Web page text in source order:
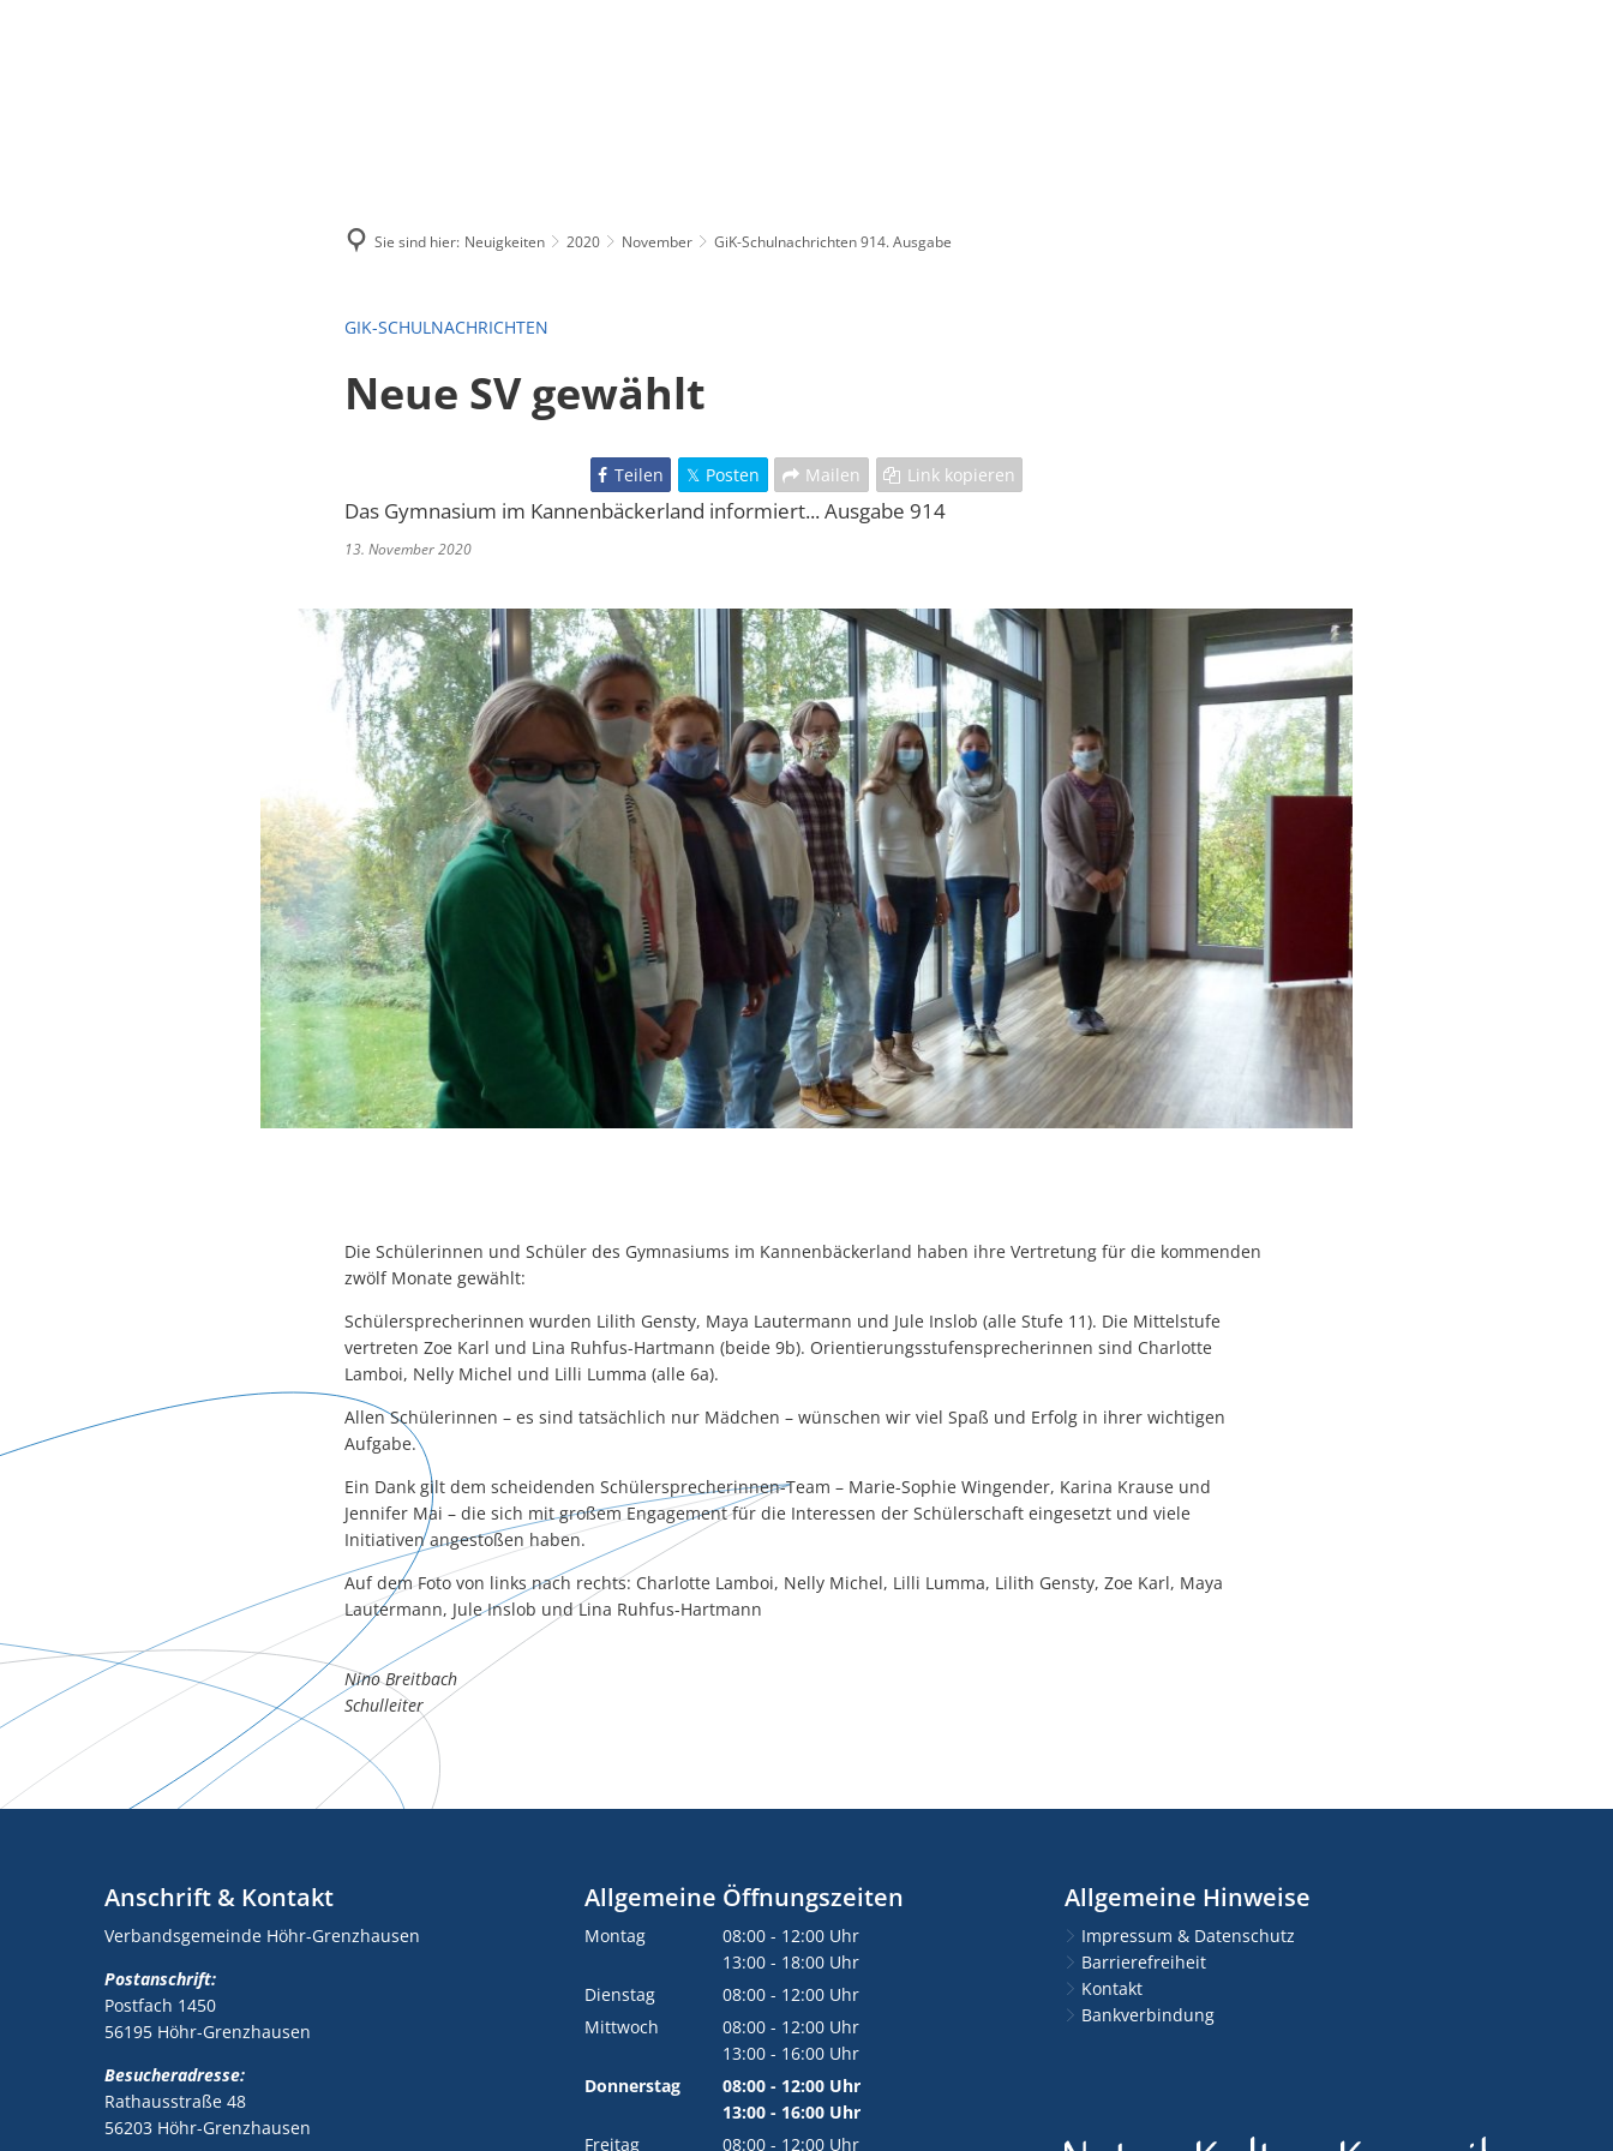
Sie sind hier: Neuigkeiten 2020 November GiK-Schulnachrichten 914. Ausgabe
GIK-SCHULNACHRICHTEN
Neue SV gewählt
Teilen Posten Mailen Link kopieren
Das Gymnasium im Kannenbäckerland informiert... Ausgabe 914
13. November 2020
Die Schülerinnen und Schüler des Gymnasiums im Kannenbäckerland haben ihre Vertretung für die kommenden
zwölf Monate gewählt:
Schülersprecherinnen wurden Lilith Gensty, Maya Lautermann und Jule Inslob (alle Stufe 11). Die Mittelstufe
vertreten Zoe Karl und Lina Ruhfus-Hartmann (beide 9b). Orientierungsstufensprecherinnen sind Charlotte
Lamboi, Nelly Michel und Lilli Lumma (alle 6a).
Allen Schülerinnen – es sind tatsächlich nur Mädchen – wünschen wir viel Spaß und Erfolg in ihrer wichtigen
Aufgabe.
Ein Dank gilt dem scheidenden Schülersprecherinnen-Team – Marie-Sophie Wingender, Karina Krause und
Jennifer Mai – die sich mit großem Engagement für die Interessen der Schülerschaft eingesetzt und viele
Initiativen angestoßen haben.
Auf dem Foto von links nach rechts: Charlotte Lamboi, Nelly Michel, Lilli Lumma, Lilith Gensty, Zoe Karl, Maya
Lautermann, Jule Inslob und Lina Ruhfus-Hartmann
Nino Breitbach
Schulleiter
Anschrift & Kontakt
Verbandsgemeinde Höhr-Grenzhausen
Postanschrift:
Postfach 1450
56195 Höhr-Grenzhausen
Besucheradresse:
Rathausstraße 48
56203 Höhr-Grenzhausen
Allgemeine Öffnungszeiten
Montag 08:00 - 12:00 Uhr
Von 08:00 bis 12:00 Uhr
13:00 - 18:00 Uhr
Von 13:00 bis 18:00 Uhr
Dienstag 08:00 - 12:00 Uhr
Von 08:00 bis 12:00 Uhr
Mittwoch 08:00 - 12:00 Uhr
Von 08:00 bis 12:00 Uhr
13:00 - 16:00 Uhr
Von 13:00 bis 16:00 Uhr
Donnerstag 08:00 - 12:00 Uhr
Von 08:00 bis 12:00 Uhr
13:00 - 16:00 Uhr
Von 13:00 bis 16:00 Uhr
Freitag 08:00 - 12:00 Uhr
Allgemeine Hinweise
Impressum & Datenschutz
Barrierefreiheit
Kontakt
Bankverbindung